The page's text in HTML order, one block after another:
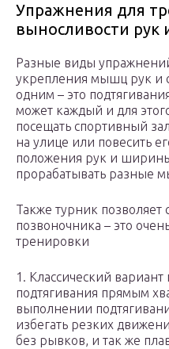
Упражнения для
выносливости рук
Разные виды
укрепления мышц рук и
одним – это
может каждый и для
посещать спортивный
на улице или повесить
положения рук и
прорабатывать разные
Также турник позволяет
позвоночника – это
тренировки
1. Классический
подтягивания прямым
выполнении
избегать резких
без рывков, и так же